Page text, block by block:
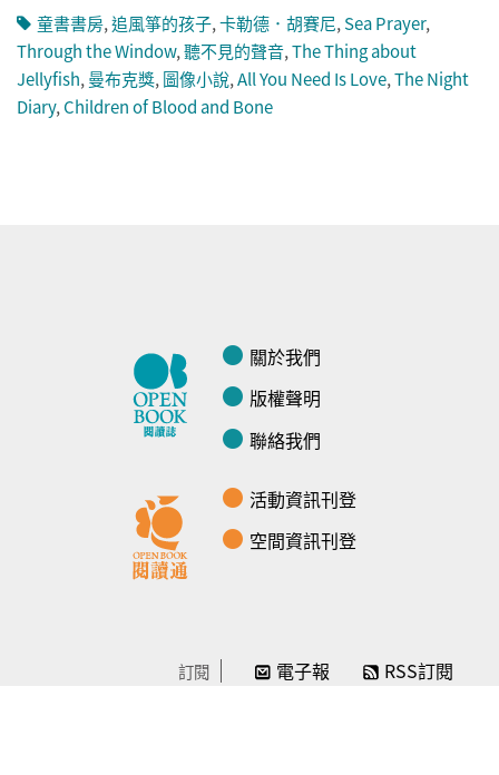
童書書房,追風箏的孩子,卡勒德．胡賽尼,Sea Prayer,
Through the Window,聽不見的聲音,The Thing about
Jellyfish,曼布克獎,圖像小說,All You Need Is Love,The Night
Diary,Children of Blood and Bone
關於我們
版權聲明
聯絡我們
活動資訊刊登
空間資訊刊登
訂閱 電子報 RSS訂閱